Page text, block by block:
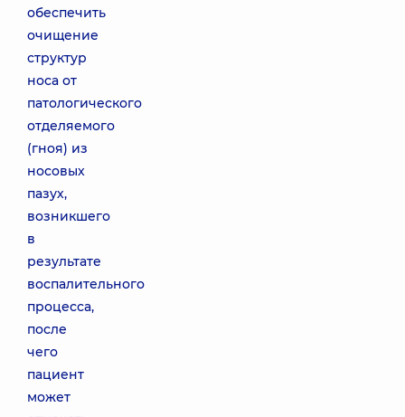
обеспечить
очищение
структур
носа от
патологического
отделяемого
(гноя) из
носовых
пазух,
возникшего
в
результате
воспалительного
процесса,
после
чего
пациент
может